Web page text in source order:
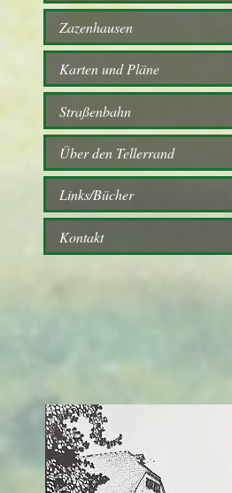
Zazenhausen
Karten und Pläne
Straßenbahn
Über den Tellerrand
Links/Bücher
Kontakt